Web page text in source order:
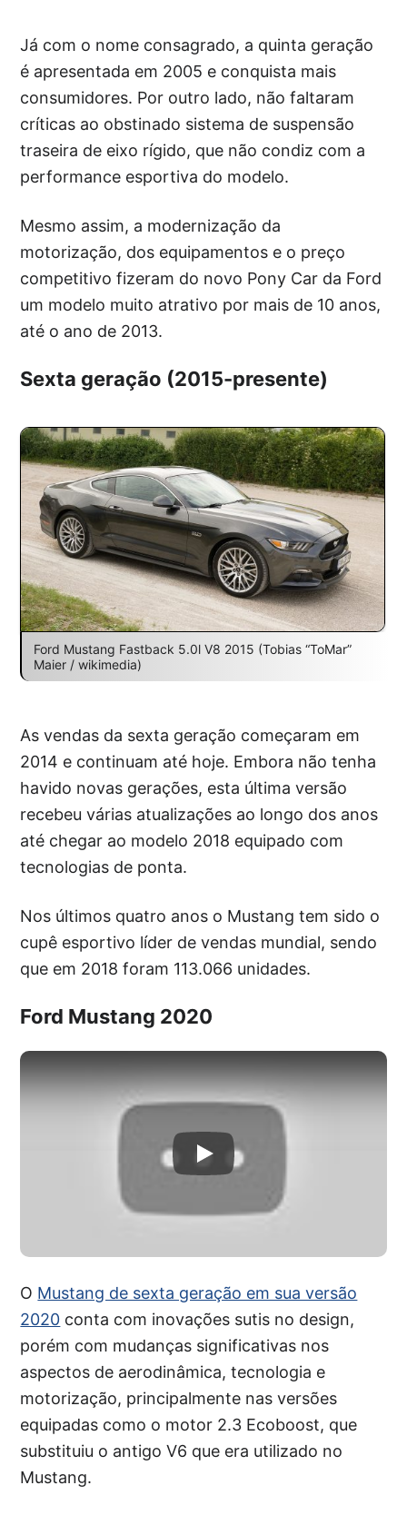
Já com o nome consagrado, a quinta geração
é apresentada em 2005 e conquista mais
consumidores. Por outro lado, não faltaram
críticas ao obstinado sistema de suspensão
traseira de eixo rígido, que não condiz com a
performance esportiva do modelo.
Mesmo assim, a modernização da
motorização, dos equipamentos e o preço
competitivo fizeram do novo Pony Car da Ford
um modelo muito atrativo por mais de 10 anos,
até o ano de 2013.
Sexta geração (2015-presente)
Ford Mustang Fastback 5.0l V8 2015 (Tobias “ToMar”
Maier / wikimedia)
As vendas da sexta geração começaram em
2014 e continuam até hoje. Embora não tenha
havido novas gerações, esta última versão
recebeu várias atualizações ao longo dos anos
até chegar ao modelo 2018 equipado com
tecnologias de ponta.
Nos últimos quatro anos o Mustang tem sido o
cupê esportivo líder de vendas mundial, sendo
que em 2018 foram 113.066 unidades.
Ford Mustang 2020
O Mustang de sexta geração em sua versão
2020 conta com inovações sutis no design,
porém com mudanças significativas nos
aspectos de aerodinâmica, tecnologia e
motorização, principalmente nas versões
equipadas como o motor 2.3 Ecoboost, que
substituiu o antigo V6 que era utilizado no
Mustang.